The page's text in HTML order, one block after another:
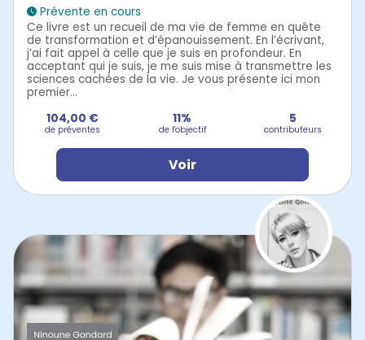
Prévente en cours
Ce livre est un recueil de ma vie de femme en quête
de transformation et d’épanouissement. En l’écrivant,
j’ai fait appel à celle que je suis en profondeur. En
acceptant qui je suis, je me suis mise à transmettre les
sciences cachées de la vie. Je vous présente ici mon
premier...
104,00 €
de préventes
11%
de l'objectif
5
contributeurs
Voir